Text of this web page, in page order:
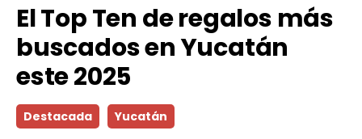
El Top Ten de regalos más
buscados en Yucatán
este 2025
Destacada Yucatán